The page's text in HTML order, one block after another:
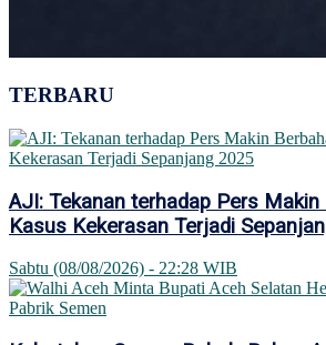
TERBARU
AJI: Tekanan terhadap Pers
Kasus Kekerasan Terjadi
Sabtu (08/08/2026) - 22:28 WIB